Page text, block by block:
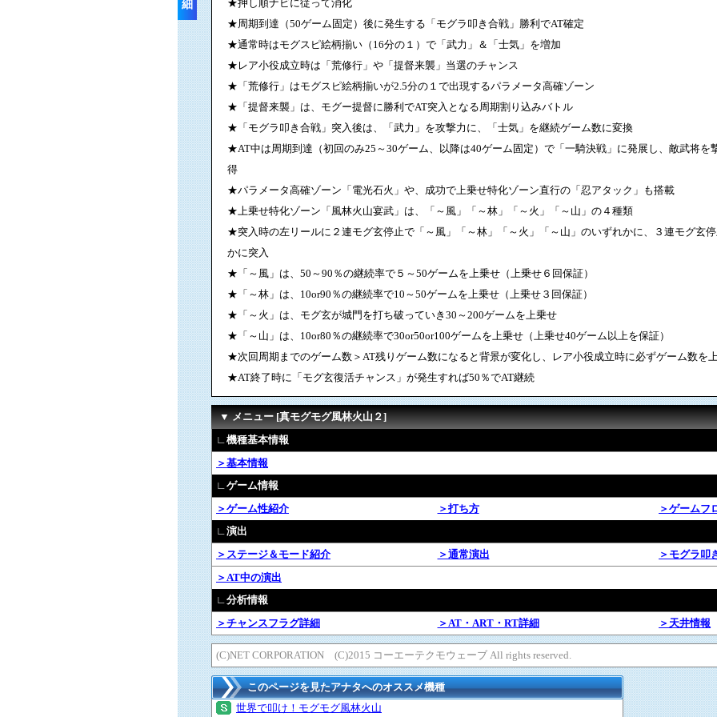
細
★押し順ナビに従って消化
★周期到達（50ゲーム固定）後に発生する「モグラ叩き合戦」勝利でAT確定
★通常時はモグスピ絵柄揃い（16分の１）で「武力」＆「士気」を増加
★レア小役成立時は「荒修行」や「提督来襲」当選のチャンス
★「荒修行」はモグスピ絵柄揃いが2.5分の１で出現するパラメータ高確ゾーン
★「提督来襲」は、モグー提督に勝利でAT突入となる周期割り込みバトル
★「モグラ叩き合戦」突入後は、「武力」を攻撃力に、「士気」を継続ゲーム数に変換
★AT中は周期到達（初回のみ25～30ゲーム、以降は40ゲーム固定）で「一騎決戦」に発展し、敵武将を
得
★パラメータ高確ゾーン「電光石火」や、成功で上乗せ特化ゾーン直行の「忍アタック」も搭載
★上乗せ特化ゾーン「風林火山宴武」は、「～風」「～林」「～火」「～山」の４種類
★突入時の左リールに２連モグ玄停止で「～風」「～林」「～火」「～山」のいずれかに、３連モグ玄
かに突入
★「～風」は、50～90％の継続率で５～50ゲームを上乗せ（上乗せ６回保証）
★「～林」は、10or90％の継続率で10～50ゲームを上乗せ（上乗せ３回保証）
★「～火」は、モグ玄が城門を打ち破っていき30～200ゲームを上乗せ
★「～山」は、10or80％の継続率で30or50or100ゲームを上乗せ（上乗せ40ゲーム以上を保証）
★次回周期までのゲーム数＞AT残りゲーム数になると背景が変化し、レア小役成立時に必ずゲーム数を
★AT終了時に「モグ玄復活チャンス」が発生すれば50％でAT継続
▼ メニュー [真モグモグ風林火山２]
∟機種基本情報
＞基本情報
∟ゲーム情報
＞ゲーム性紹介
＞打ち方
＞ゲームフ
∟演出
＞ステージ＆モード紹介
＞通常演出
＞モグラ叩
＞AT中の演出
∟分析情報
＞チャンスフラグ詳細
＞AT・ART・RT詳細 ＞天井情報
(C)NET CORPORATION (C)2015 コーエーテクモウェーブ All rights reserved.
このページを見たアナタへのオススメ機種
世界で叩け！モグモグ風林火山